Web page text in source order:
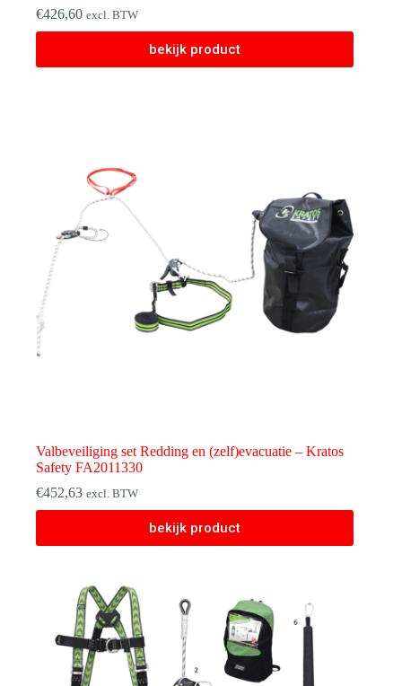
€426,60 excl. BTW
bekijk product
Valbeveiliging set Redding en (zelf)evacuatie – Kratos
Safety FA2011330
€452,63 excl. BTW
bekijk product